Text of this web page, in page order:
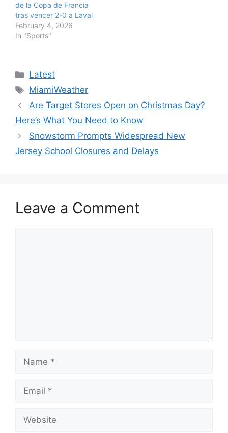
de la Copa de Francia
tras vencer 2-0 a Laval
February 4, 2026
In "Sports"
Categories
Latest
Tags
MiamiWeather
Are Target Stores Open on Christmas Day?
Here’s What You Need to Know
Snowstorm Prompts Widespread New
Jersey School Closures and Delays
Leave a Comment
Name
Email
Website